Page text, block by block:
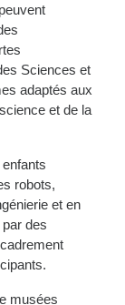
Sciences et
adaptés aux
et de la
robots,
et en
des
musées